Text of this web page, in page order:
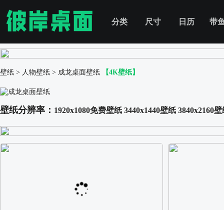
分类 尺寸 日历 带
壁纸 > 人物壁纸 > 成龙桌面壁纸 【4K壁纸】
壁纸分辨率： 1920x1080免费壁纸 3440x1440壁纸 3840x2160壁